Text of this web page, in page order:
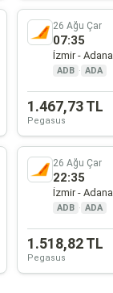
26 Ağu Çar
07:35
İzmir - Adana
ADB · ADA
1.467,73 TL
Pegasus
26 Ağu Çar
22:35
İzmir - Adana
ADB · ADA
1.518,82 TL
Pegasus